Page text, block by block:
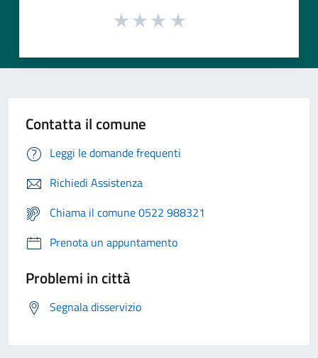
Contatta il comune
Leggi le domande frequenti
Richiedi Assistenza
Chiama il comune 0522 988321
Prenota un appuntamento
Problemi in città
Segnala disservizio